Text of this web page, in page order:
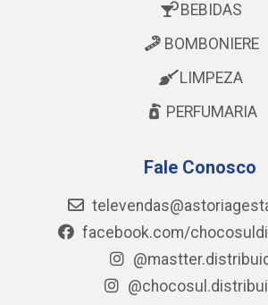
BEBIDAS
BOMBONIERE
LIMPEZA
PERFUMARIA
Fale Conosco
facebook.com/